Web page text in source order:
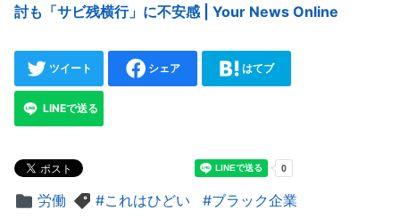
討も「サビ残横行」に不安感 | Your News Online
ツイート シェア はてブ
LINEで送る
労働 これはひどい ブラック企業